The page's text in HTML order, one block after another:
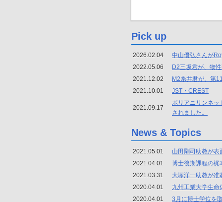
Pick up
2026.02.04
中山優弘さんが
2022.05.06
D2三坂君が、物
2021.12.02
M2糸井君が、第
2021.10.01
JST・CREST
2021.09.17
ポリアニリンネッ
されました。
News & Topics
2021.05.01
山田剛司助教が表
2021.04.01
博士後期課程の梶
2021.03.31
大塚洋一助教が准
2020.04.01
九州工業大学生
2020.04.01
3月に博士学位を